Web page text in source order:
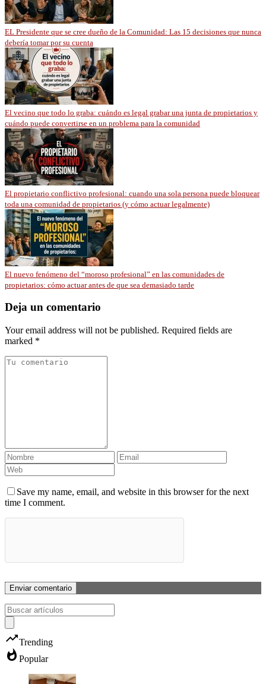
EL Presidente que se cree dueño de la Comunidad: Las 15 decisiones que nunca
debería tomar por su cuenta
El vecino que todo lo graba: cuándo es legal grabar una junta de propietarios y
cuándo puede convertirse en un problema para la comunidad
El propietario conflictivo profesional: cuando una sola persona puede bloquear
toda una comunidad de propietarios (y cómo actuar legalmente)
El nuevo fenómeno del “moroso profesional” en las comunidades de
propietarios: cómo actuar antes de que sea demasiado tarde
Deja un comentario
Your email address will not be published. Required fields are
marked *
Save my name, email, and website in this browser for the next
time I comment.
trending_upTrending
whatshot Popular